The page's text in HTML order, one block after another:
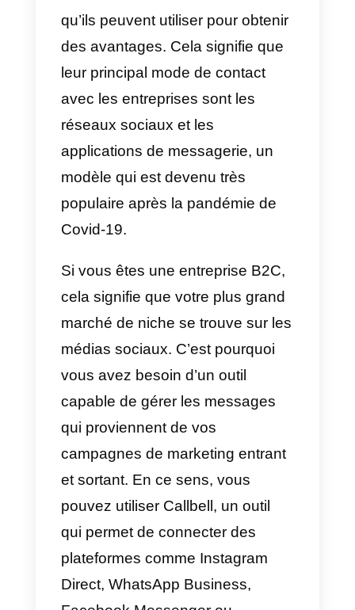
peuvent utiliser 2 types:
Vente sortante:
Lorsque nous
parlons de vente sortante, nous
voulons dire que vous essayez
de vendre à des personnes ou à
des entreprises qui ne vous
connaissent pas, lorsque vous
Vente entrante: Lorsque nous
faisons référence au fait que les
prospects ou les clients
viennent à vous grâce à des
actions de marketing spécifiques
de la part de l’entreprise.
Chaque type de modèle a sa
propre façon d’appliquer ce type